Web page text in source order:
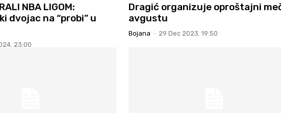
NBA LIGOM:
dvojac na “probi” u
23:00
Dragić organizuje oproštajni
avgustu
Bojana - 29 Dec 2023. 19:50